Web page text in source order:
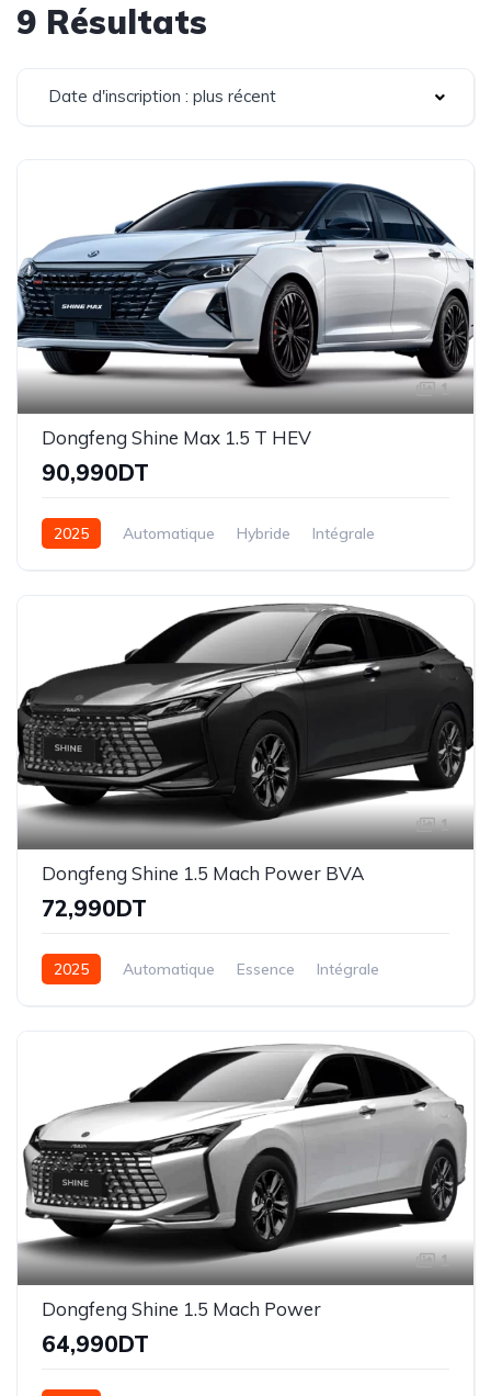
9 Résultats
Date d'inscription : plus récent
1
Dongfeng Shine Max 1.5 T HEV
90,990DT
2025 Automatique Hybride Intégrale
1
Dongfeng Shine 1.5 Mach Power BVA
72,990DT
2025 Automatique Essence Intégrale
1
Dongfeng Shine 1.5 Mach Power
64,990DT